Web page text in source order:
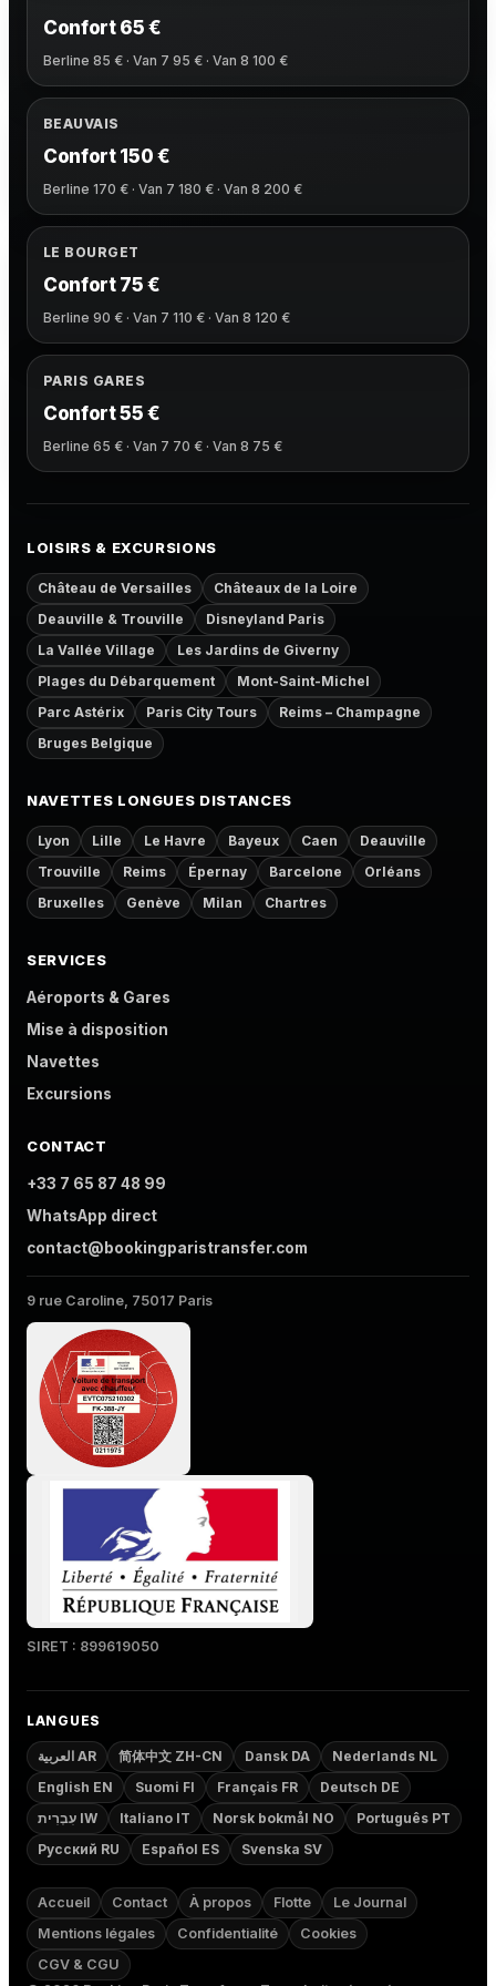
Confort 65 €
Berline 85 € · Van 7 95 € · Van 8 100 €
BEAUVAIS
Confort 150 €
Berline 170 € · Van 7 180 € · Van 8 200 €
LE BOURGET
Confort 75 €
Berline 90 € · Van 7 110 € · Van 8 120 €
PARIS GARES
Confort 55 €
Berline 65 € · Van 7 70 € · Van 8 75 €
LOISIRS & EXCURSIONS
Château de Versailles
Châteaux de la Loire
Deauville & Trouville
Disneyland Paris
La Vallée Village
Les Jardins de Giverny
Plages du Débarquement
Mont-Saint-Michel
Parc Astérix
Paris City Tours
Reims – Champagne
Bruges Belgique
NAVETTES LONGUES DISTANCES
Lyon Lille Le Havre Bayeux Caen
Deauville
Trouville
Reims Épernay Barcelone
Orléans
Bruxelles
Genève Milan Chartres
SERVICES
Aéroports & Gares
Mise à disposition
Navettes
Excursions
CONTACT
+33 7 65 87 48 99
WhatsApp direct
contact@bookingparistransfer.com
9 rue Caroline, 75017 Paris
SIRET : 899619050
LANGUES
العربية AR 简体中文 ZH-CN Dansk DA
Nederlands NL
English EN
Suomi FI Français FR
Deutsch DE
עִבְרִית IW
Italiano IT Norsk bokmål NO
Português PT
Русский RU
Español ES Svenska SV
Accueil Contact À propos Flotte
Le Journal
Mentions légales
Confidentialité
Cookies
CGV & CGU